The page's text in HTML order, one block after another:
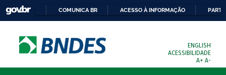
COMUNICA BR ACESSO À INFORMAÇÃO
ENGLISH
ACESSIBILIDADE
A+ A-